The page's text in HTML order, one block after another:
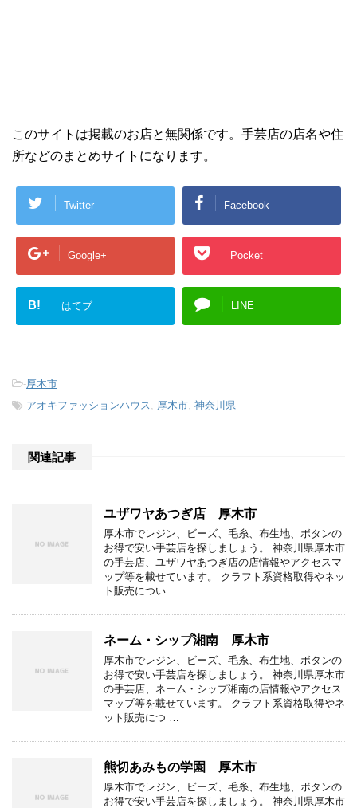
このサイトは掲載のお店と無関係です。手芸店の店名や住
所などのまとめサイトになります。
Twitter Facebook
Google+ Pocket
B! はてブ LINE
-厚木市
-アオキファッションハウス 厚木市 神奈川県
関連記事
ユザワヤあつぎ店 厚木市
厚木市でレジン、ビーズ、毛糸、布生地、ボタンの
お得で安い手芸店を探しましょう。 神奈川県厚木市
の手芸店、ユザワヤあつぎ店の店情報やアクセスマ
ップ等を載せています。 クラフト系資格取得やネッ
ト販売につい …
ネーム・シップ湘南 厚木市
厚木市でレジン、ビーズ、毛糸、布生地、ボタンの
お得で安い手芸店を探しましょう。 神奈川県厚木市
の手芸店、ネーム・シップ湘南の店情報やアクセス
マップ等を載せています。 クラフト系資格取得やネ
ット販売につ …
熊切あみもの学園 厚木市
厚木市でレジン、ビーズ、毛糸、布生地、ボタンの
お得で安い手芸店を探しましょう。 神奈川県厚木市